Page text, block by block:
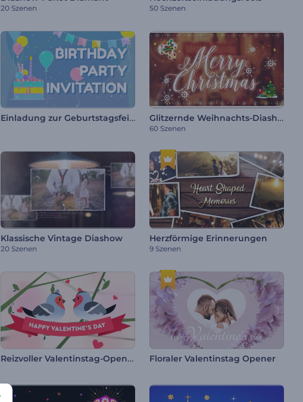
20 Szenen 50 Szenen
Einladung zur Geburtstagsfeier Glitzernde Weihnachts-Diashow
60 Szenen
Klassische Vintage Diashow
20 Szenen
Herzförmige Erinnerungen
9 Szenen
Reizvoller Valentinstag-Opener Floraler Valentinstag Opener